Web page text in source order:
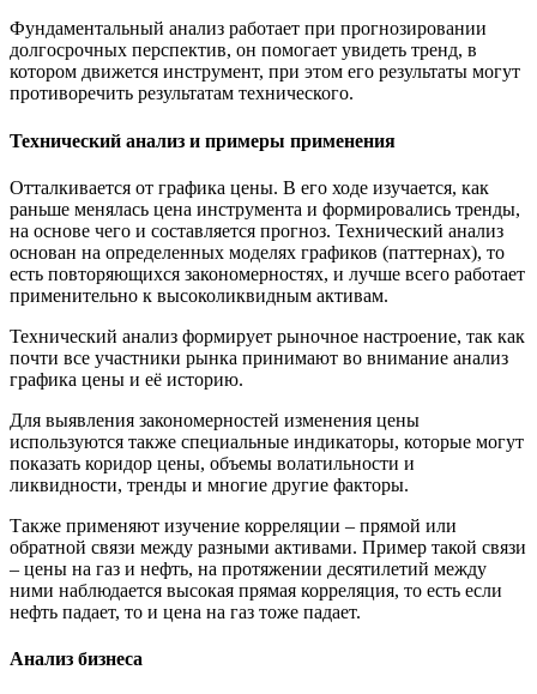
Фундаментальный анализ работает при прогнозировании
долгосрочных перспектив, он помогает увидеть тренд, в
котором движется инструмент, при этом его результаты могут
противоречить результатам технического.
Технический анализ и примеры применения
Отталкивается от графика цены. В его ходе изучается, как
раньше менялась цена инструмента и формировались тренды,
на основе чего и составляется прогноз. Технический анализ
основан на определенных моделях графиков (паттернах), то
есть повторяющихся закономерностях, и лучше всего работает
применительно к высоколиквидным активам.
Технический анализ формирует рыночное настроение, так как
почти все участники рынка принимают во внимание анализ
графика цены и её историю.
Для выявления закономерностей изменения цены
используются также специальные индикаторы, которые могут
показать коридор цены, объемы волатильности и
ликвидности, тренды и многие другие факторы.
Также применяют изучение корреляции – прямой или
обратной связи между разными активами. Пример такой связи
– цены на газ и нефть, на протяжении десятилетий между
ними наблюдается высокая прямая корреляция, то есть если
нефть падает, то и цена на газ тоже падает.
Анализ бизнеса